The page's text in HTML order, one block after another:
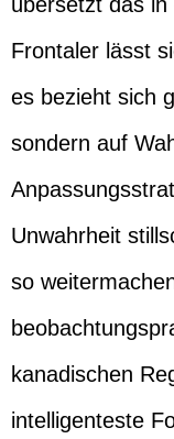
Frontaler lässt
es bezieht sich
sondern auf
Unwahrheit
so
kanadischen
intelligenteste